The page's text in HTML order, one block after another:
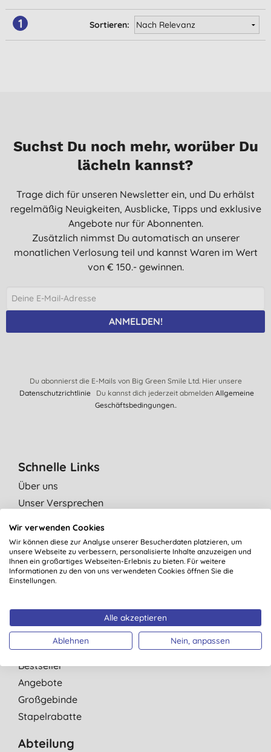
1 Sortieren:
Suchst Du noch mehr, worüber Du
lächeln kannst?
Trage dich für unseren Newsletter ein, und Du erhälst
regelmäßig Neuigkeiten, Ausblicke, Tipps und exklusive
Angebote nur für Abonnenten.
Zusätzlich nimmst Du automatisch an unserer
monatlichen Verlosung teil und kannst Waren im Wert
von € 150.- gewinnen.
ANMELDEN!
Du abonnierst die E-Mails von Big Green Smile Ltd. Hier unsere
DatenschutzrichtlinieDu kannst dich jederzeit abmelden Allgemeine
Geschäftsbedingungen..
Schnelle Links
Über uns
Unser Versprechen
Unabhängige Bewertungen
Kontaktiere uns
Affiliate Programm
Kategorie
Marken
Neue Produkte
Bestseller
Angebote
Großgebinde
Stapelrabatte
Abteilung
Wir verwenden Cookies
Wir können diese zur Analyse unserer Besucherdaten platzieren, um
unsere Webseite zu verbessern, personalisierte Inhalte anzuzeigen und
Ihnen ein großartiges Webseiten-Erlebnis zu bieten. Für weitere
Informationen zu den von uns verwendeten Cookies öffnen Sie die
Einstellungen.
Alle akzeptieren
Ablehnen Nein, anpassen